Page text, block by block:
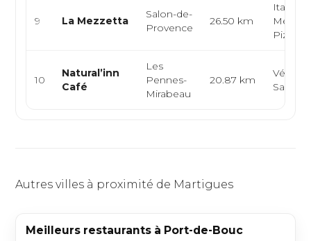
9 La Mezzetta
Salon-de-
Provence
26.50 km
Pizza
10
Natural’inn
Café
Les
Pennes-
Mirabeau
20.87 km
Autres villes à proximité de Martigues
Meilleurs restaurants à Port-de-Bouc